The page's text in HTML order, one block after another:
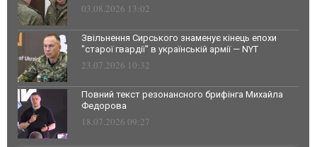
03.08.2026 13:02
Звільнення Сирського знаменує кінець епохи
"старої гвардії" в українській армії — NYT
23.07.2026 10:32
Повний текст резонансного брифінга Михайла
Федорова
18.07.2026 09:27